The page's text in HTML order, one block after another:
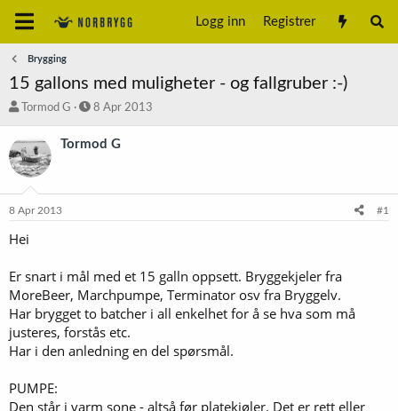
Logg inn Registrer
Brygging
15 gallons med muligheter - og fallgruber :-)
T
å
d
s
t
Tormod G
S
a
8 Apr 2013
Tormod G
8 Apr 2013 #1
Hei
Er snart i mål med et 15 galln oppsett. Bryggekjeler fra
MoreBeer, Marchpumpe, Terminator osv fra Bryggelv.
Har brygget to batcher i all enkelhet for å se hva som må
justeres, forstås etc.
Har i den anledning en del spørsmål.
PUMPE:
Den står i varm sone - altså før platekjøler. Det er rett eller